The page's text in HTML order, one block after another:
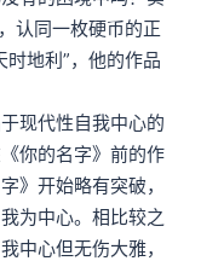
认同一枚硬币的正
时地利”，他的作品
现代性自我中心的
你的名字》前的作
》开始略有突破，
为中心。相比较之
中心但无伤大雅，